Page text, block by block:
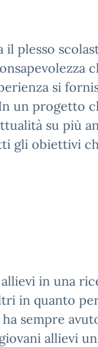
plesso
si
un progetto
su più
gli obiettivi
in una
in quanto
sempre
allievi